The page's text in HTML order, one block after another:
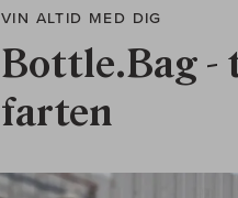
VIN ALTID MED DIG
Bottle.Bag -
farten